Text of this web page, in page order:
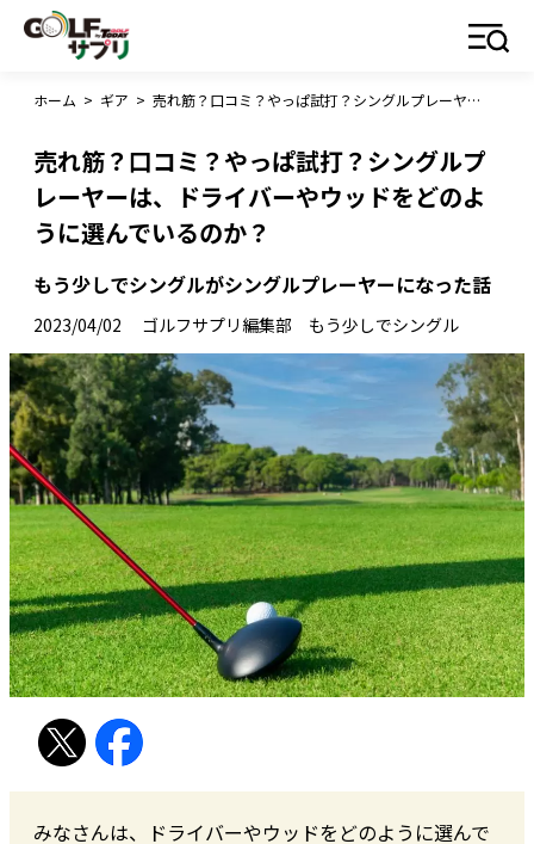
ホーム > ギア > 売れ筋？口コミ？やっぱ試打？シングルプレーヤーは、ドライバーやウッドをどのように選んでいるのか？
売れ筋？口コミ？やっぱ試打？シングルプ
レーヤーは、ドライバーやウッドをどのよ
うに選んでいるのか？
もう少しでシングルがシングルプレーヤーになった話
2023/04/02 ゴルフサプリ編集部 もう少しでシングル
みなさんは、ドライバーやウッドをどのように選んで